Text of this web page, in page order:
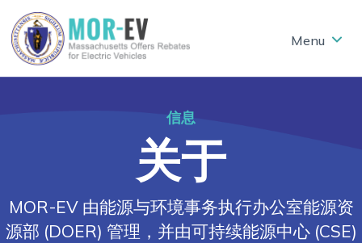
Skip to main content
信息
关于
MOR-EV 由能源与环境事务执行办公室能源资
源部 (DOER) 管理，并由可持续能源中心 (CSE)